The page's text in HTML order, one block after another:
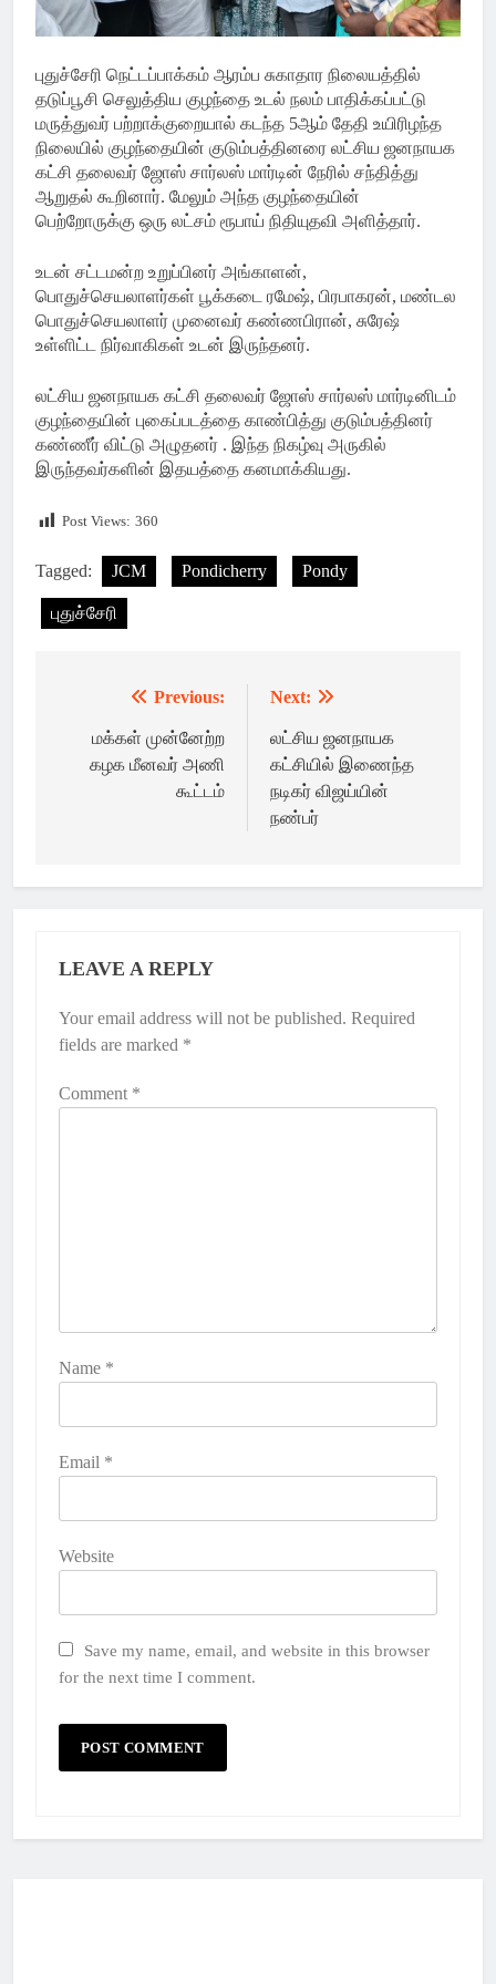
புதுச்சேரி நெட்டப்பாக்கம் ஆரம்ப சுகாதார நிலையத்தில்
தடுப்பூசி செலுத்திய குழந்தை உடல் நலம் பாதிக்கப்பட்டு
மருத்துவர் பற்றாக்குறையால் கடந்த 5ஆம் தேதி உயிரிழந்த
நிலையில் குழந்தையின் குடும்பத்தினரை லட்சிய ஜனநாயக
கட்சி தலைவர் ஜோஸ் சார்லஸ் மார்டின் நேரில் சந்தித்து
ஆறுதல் கூறினார். மேலும் அந்த குழந்தையின்
பெற்றோருக்கு ஒரு லட்சம் ரூபாய் நிதியுதவி அளித்தார்.
உடன் சட்டமன்ற உறுப்பினர் அங்காளன்,
பொதுச்செயலாளர்கள் பூக்கடை ரமேஷ், பிரபாகரன், மண்டல
பொதுச்செயலாளர் முனைவர் கண்ணபிரான், சுரேஷ்
உள்ளிட்ட நிர்வாகிகள் உடன் இருந்தனர்.
லட்சிய ஜனநாயக கட்சி தலைவர் ஜோஸ் சார்லஸ் மார்டினிடம்
குழந்தையின் புகைப்படத்தை காண்பித்து குடும்பத்தினர்
கண்ணீர் விட்டு அழுதனர் . இந்த நிகழ்வு அருகில்
இருந்தவர்களின் இதயத்தை கனமாக்கியது.
Post Views: 360
Tagged: JCM Pondicherry Pondy
புதுச்சேரி
navigation
Previous:
மக்கள் முன்னேற்ற
கழக மீனவர் அணி
கூட்டம்
Next:
லட்சிய ஜனநாயக
கட்சியில் இணைந்த
நடிகர் விஜய்யின்
நண்பர்
LEAVE A REPLY
Your email address will not be published. Required
fields are marked *
Comment *
Name *
Email *
Website
Save my name, email, and website in this browser
for the next time I comment.